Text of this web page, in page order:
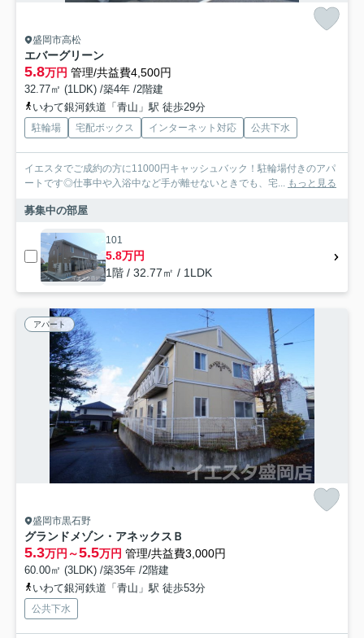
盛岡市高松
エバーグリーン
5.8万円 管理/共益費4,500円
32.77㎡ (1LDK) /築4年 /2階建
いわて銀河鉄道「青山」駅 徒歩29分
駐輪場 宅配ボックス インターネット対応 公共下水
イエスタでご成約の方に11000円キャッシュバック！駐輪場付きのアパ
ートです◎仕事中や入浴中など手が離せないときでも、宅...
もっと見る
募集中の部屋
101
5.8万円
1階 / 32.77㎡ / 1LDK
アパート
盛岡市黒石野
グランドメゾン・アネックスＢ
5.3万円～5.5万円 管理/共益費3,000円
60.00㎡ (3LDK) /築35年 /2階建
いわて銀河鉄道「青山」駅 徒歩53分
公共下水